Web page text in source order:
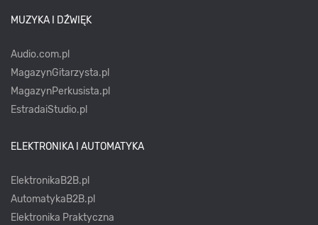
MUZYKA I DŹWIĘK
Audio.com.pl
MagazynGitarzysta.pl
MagazynPerkusista.pl
EstradaiStudio.pl
ELEKTRONIKA I AUTOMATYKA
ElektronikaB2B.pl
AutomatykaB2B.pl
Elektronika Praktyczna